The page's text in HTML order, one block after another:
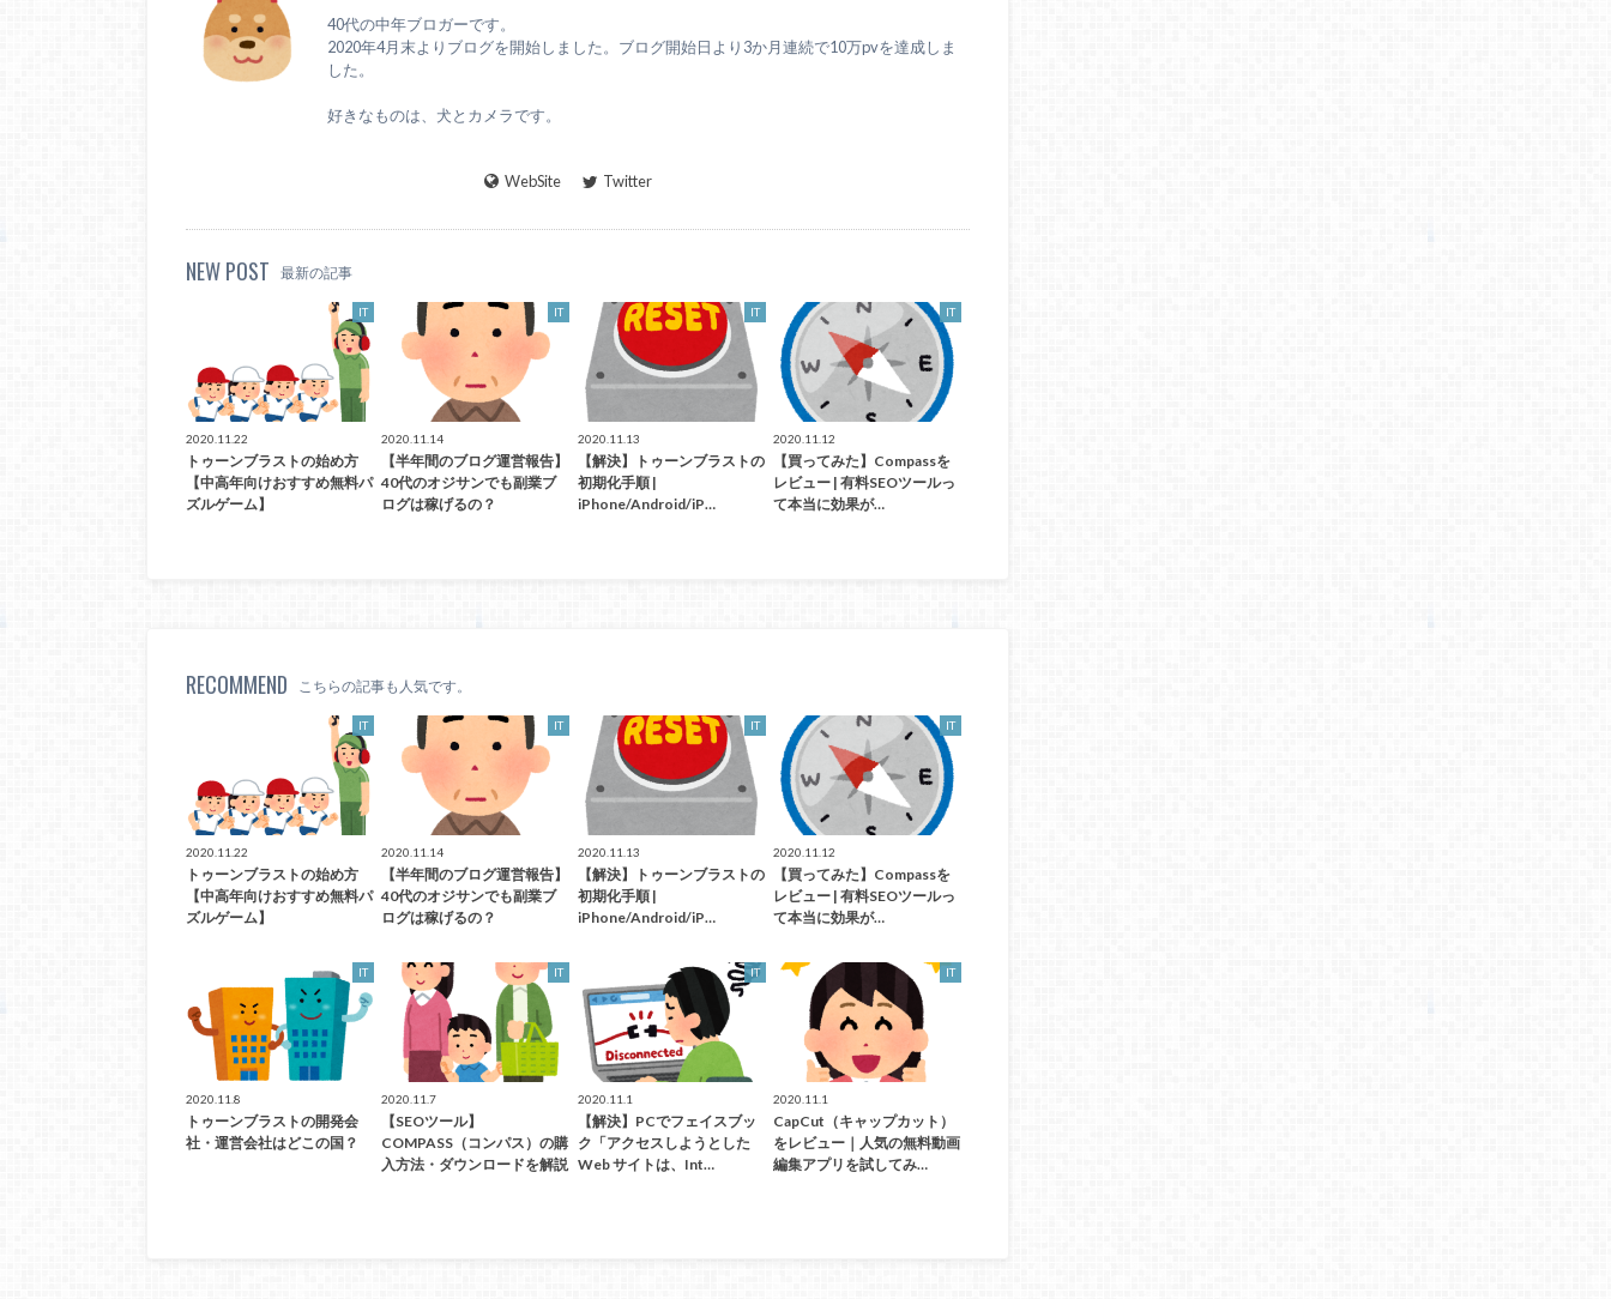
40代の中年ブロガーです。
2020年4月末よりブログを開始しました。ブログ開始日より3か月連続で10万pvを達成しま
した。
好きなものは、犬とカメラです。
WebSite Twitter
NEW POST 最新の記事
IT
2020.11.22
トゥーンブラストの始め方
【中高年向けおすすめ無料パ
ズルゲーム】
IT
2020.11.14
【半年間のブログ運営報告】
40代のオジサンでも副業ブ
ログは稼げるの？
IT
2020.11.13
【解決】トゥーンブラストの
初期化手順 |
iPhone/Android/iP…
IT
2020.11.12
【買ってみた】Compassを
レビュー | 有料SEOツールっ
て本当に効果が…
RECOMMEND こちらの記事も人気です。
IT
2020.11.22
トゥーンブラストの始め方
【中高年向けおすすめ無料パ
ズルゲーム】
IT
2020.11.14
【半年間のブログ運営報告】
40代のオジサンでも副業ブ
ログは稼げるの？
IT
2020.11.13
【解決】トゥーンブラストの
初期化手順 |
iPhone/Android/iP…
IT
2020.11.12
【買ってみた】Compassを
レビュー | 有料SEOツールっ
て本当に効果が…
IT
2020.11.8
トゥーンブラストの開発会
社・運営会社はどこの国？
IT
2020.11.7
【SEOツール】
COMPASS（コンパス）の購
入方法・ダウンロードを解説
IT
2020.11.1
【解決】PCでフェイスブッ
ク「アクセスしようとした
Web サイトは、Int…
IT
2020.11.1
CapCut（キャップカット）
をレビュー｜人気の無料動画
編集アプリを試してみ…